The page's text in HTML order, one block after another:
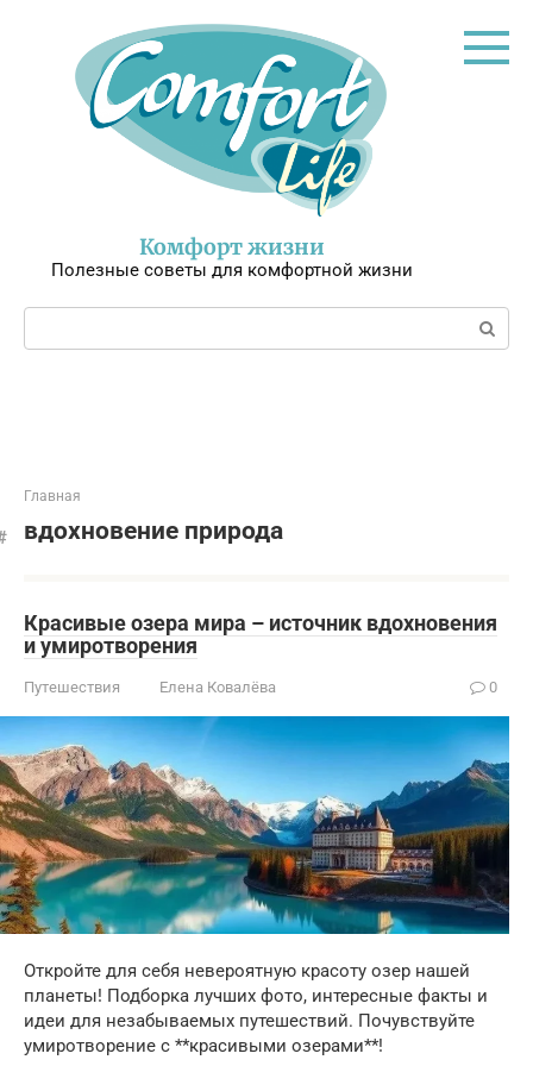
Комфорт жизни
Полезные советы для комфортной жизни
Поиск:
Главная
вдохновение природа
Красивые озера мира – источник вдохновения
и умиротворения
Путешествия Елена Ковалёва 0
Откройте для себя невероятную красоту озер нашей
планеты! Подборка лучших фото, интересные факты и
идеи для незабываемых путешествий. Почувствуйте
умиротворение с **красивыми озерами**!